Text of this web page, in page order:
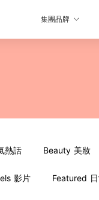
集團品牌
熱話 Beauty 美妝
影片 Featured